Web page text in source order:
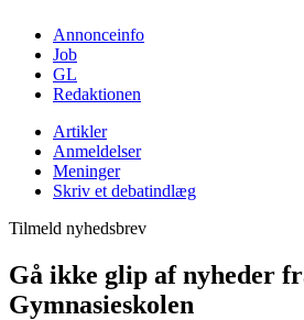
Annonceinfo
Job
GL
Redaktionen
Artikler
Anmeldelser
Meninger
Skriv et debatindlæg
Tilmeld nyhedsbrev
Gå ikke glip af nyheder
Gymnasieskolen